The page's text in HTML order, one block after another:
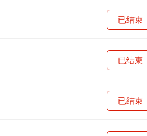
已结束
已结束
已结束